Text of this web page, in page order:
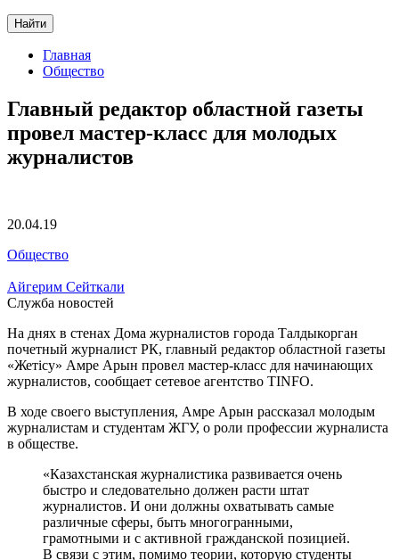
Найти
Главная
Общество
Главный редактор областной газеты
провел мастер-класс для молодых
журналистов
20.04.19
Общество
Айгерим Сейткали
Служба новостей
На днях в стенах Дома журналистов города Талдыкорган
почетный журналист РК, главный редактор областной газеты
«Жетісу» Амре Арын провел мастер-класс для начинающих
журналистов, сообщает сетевое агентство TINFO.
В ходе своего выступления, Амре Арын рассказал молодым
журналистам и студентам ЖГУ, о роли профессии журналиста
в обществе.
«Казахстанская журналистика развивается очень
быстро и следовательно должен расти штат
журналистов. И они должны охватывать самые
различные сферы, быть многогранными,
грамотными и с активной гражданской позицией.
В связи с этим, помимо теории, которую студенты